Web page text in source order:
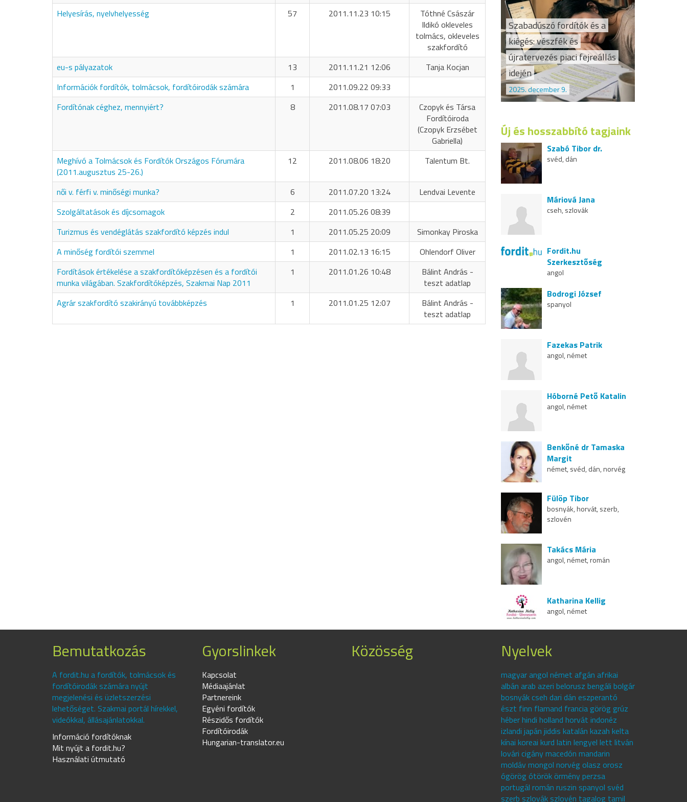
Helyesírás, nyelvhelyesség
57 2011.11.23 10:15
Tóthné Császár
Ildikó okleveles
tolmács, okleveles
szakfordító
eu-s pályazatok
13 2011.11.21 12:06
Tanja Kocjan
Információk fordítók, tolmácsok, fordítóirodák számára
1
2011.09.22 09:33
Fordítónak céghez, mennyiért?
8 2011.08.17 07:03
Czopyk és Társa
Fordítóiroda
(Czopyk Erzsébet
Gabriella)
Meghívó a Tolmácsok és Fordítók Országos Fórumára
(2011.augusztus 25-26.)
12 2011.08.06 18:20 Talentum Bt.
női v. férfi v. minőségi munka? 6 2011.07.20 13:24
Lendvai Levente
Szolgáltatások és díjcsomagok
2
2011.05.26 08:39
Turizmus és vendéglátás szakfordító képzés indul
1 2011.05.25 20:09
Simonkay Piroska
A minőség fordítói szemmel
1 2011.02.13 16:15
Ohlendorf Oliver
Fordítások értékelése a szakfordítóképzésen és a fordítói
munka világában. Szakfordítóképzés, Szakmai Nap 2011
1 2011.01.26 10:48
Bálint András -
teszt adatlap
Agrár szakfordító szakirányú továbbképzés
1 2011.01.25 12:07
Bálint András -
teszt adatlap
Szabadúszó fordítók és a
kiégés: vészfék és
újratervezés piaci fejreállás
idején
2025. december 9.
Új és hosszabbító tagjaink
Szabó Tibor dr.
svéd, dán
Máriová Jana
cseh, szlovák
Fordit.hu
Szerkesztőség
angol
Bodrogi József
spanyol
Fazekas Patrik
angol, német
Hóborné Pető Katalin
angol, német
Benkőné dr Tamaska
Margit
német, svéd, dán, norvég
Fülöp Tibor
bosnyák, horvát, szerb,
szlovén
Takács Mária
angol, német, román
Katharina Kellig
angol, német
Bemutatkozás
A fordit.hu a fordítók, tolmácsok és
fordítóirodák számára nyújt
megjelenési és üzletszerzési
lehetőséget. Szakmai portál hírekkel,
videókkal, állásajánlatokkal.
Információ fordítóknak
Mit nyújt a fordit.hu?
Használati útmutató
Gyorslinkek
Kapcsolat
Médiaajánlat
Partnereink
Egyéni fordítók
Részidős fordítók
Fordítóirodák
Hungarian-translator.eu
Közösség Nyelvek
magyar angol német afgán afrikai
albán arab azeri belorusz bengáli bolgár
bosnyák cseh dari dán eszperantó
észt finn flamand francia görög grúz
héber hindi holland horvát indonéz
izlandi japán jiddis katalán kazah kelta
kínai koreai kurd latin lengyel lett litván
lovári cigány macedón mandarin
moldáv mongol norvég olasz orosz
ógörög ótörök örmény perzsa
portugál román ruszin spanyol svéd
szerb szlovák szlovén tagalog tamil